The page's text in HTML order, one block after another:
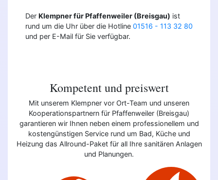
Der Klempner für Pfaffenweiler (Breisgau) ist
rund um die Uhr über die Hotline 01516 - 113 32 80
und per E-Mail für Sie verfügbar.
Kompetent und preiswert
Mit unserem Klempner vor Ort-Team und unseren
Kooperationspartnern für Pfaffenweiler (Breisgau)
garantieren wir Ihnen neben einem professionellem und
kostengünstigen Service rund um Bad, Küche und
Heizung das Allround-Paket für all Ihre sanitären Anlagen
und Planungen.